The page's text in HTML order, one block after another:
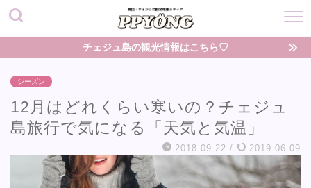
チェジュ島の観光情報はこちら♡
シーズン
12月はどれくらい寒いの？チェジュ
島旅行で気になる「天気と気温」
2018.09.22 / 2019.06.09